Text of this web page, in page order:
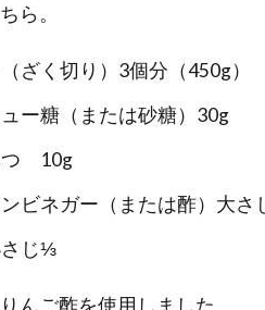
ら。
ざく切り）3個分（450g）
ー糖（または砂糖）30g
つ 10g
ビネガー（または酢）大さ
じ⅓
んご酢を使用しました。